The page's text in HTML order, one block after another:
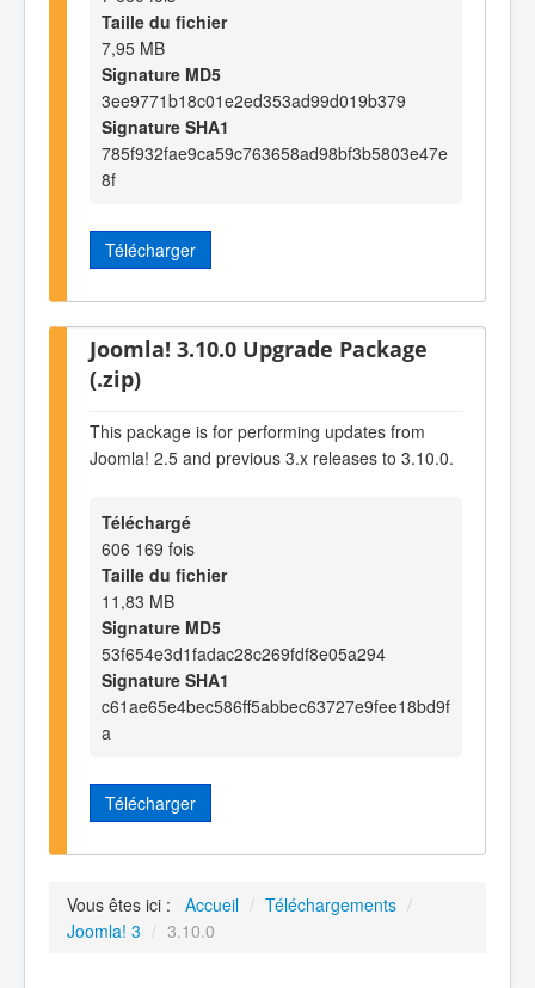
Taille du fichier
7,95 MB
Signature MD5
3ee9771b18c01e2ed353ad99d019b379
Signature SHA1
785f932fae9ca59c763658ad98bf3b5803e47e
8f
Télécharger
Joomla! 3.10.0 Upgrade Package
(.zip)
This package is for performing updates from
Joomla! 2.5 and previous 3.x releases to 3.10.0.
Téléchargé
606 169 fois
Taille du fichier
11,83 MB
Signature MD5
53f654e3d1fadac28c269fdf8e05a294
Signature SHA1
c61ae65e4bec586ff5abbec63727e9fee18bd9f
a
Télécharger
Vous êtes ici : Accueil / Téléchargements /
Joomla! 3 / 3.10.0